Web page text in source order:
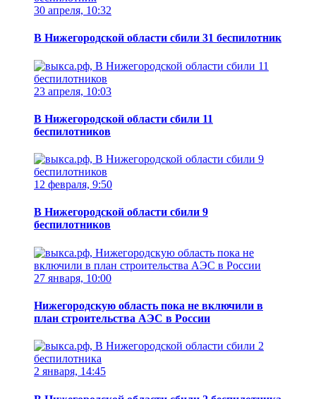
30 апреля, 10:32
В Нижегородской области сбили 31 беспилотник
23 апреля, 10:03
В Нижегородской области сбили 11
беспилотников
12 февраля, 9:50
В Нижегородской области сбили 9
беспилотников
27 января, 10:00
Нижегородскую область пока не включили в
план строительства АЭС в России
2 января, 14:45